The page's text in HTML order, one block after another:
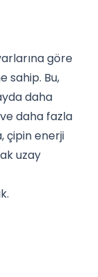
göre
sahip. Bu,
daha
daha fazla
çipin enerji
uzay